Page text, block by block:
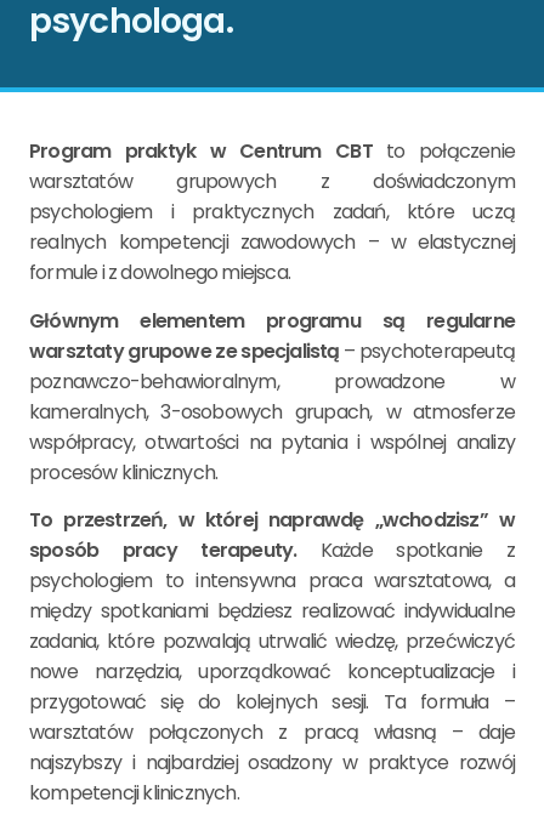
psychologa.
Program praktyk w Centrum CBT to połączenie
warsztatów grupowych z doświadczonym
psychologiem i praktycznych zadań, które uczą
realnych kompetencji zawodowych – w elastycznej
formule i z dowolnego miejsca.
Głównym elementem programu są regularne
warsztaty grupowe ze specjalistą – psychoterapeutą
poznawczo-behawioralnym, prowadzone w
kameralnych, 3-osobowych grupach, w atmosferze
współpracy, otwartości na pytania i wspólnej analizy
procesów klinicznych.
To przestrzeń, w której naprawdę „wchodzisz” w
sposób pracy terapeuty. Każde spotkanie z
psychologiem to intensywna praca warsztatowa, a
między spotkaniami będziesz realizować indywidualne
zadania, które pozwalają utrwalić wiedzę, przećwiczyć
nowe narzędzia, uporządkować konceptualizacje i
przygotować się do kolejnych sesji. Ta formuła –
warsztatów połączonych z pracą własną – daje
najszybszy i najbardziej osadzony w praktyce rozwój
kompetencji klinicznych.